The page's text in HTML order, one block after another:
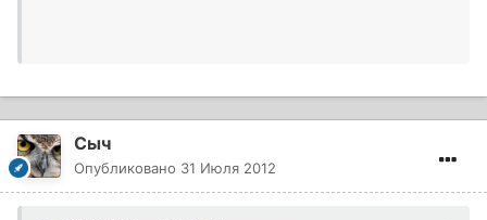
Сыч
Опубликовано 31 Июля 2012